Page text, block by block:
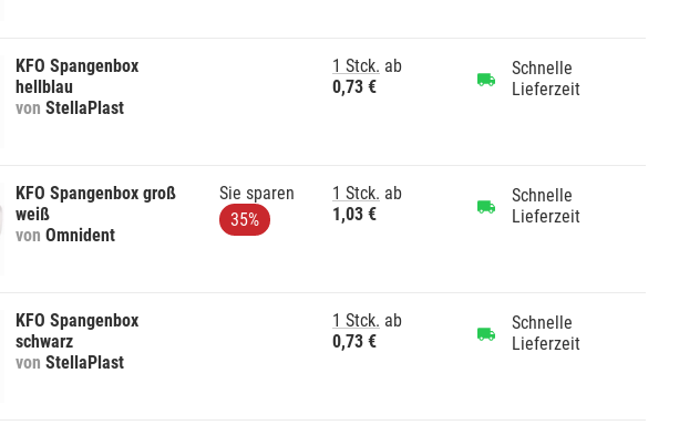
KFO Spangenbox
hellblau
von StellaPlast
1 Stck. ab
0,73 €
Schnelle
Lieferzeit
KFO Spangenbox groß
weiß
von Omnident
Sie sparen
35%
1 Stck. ab
1,03 €
Schnelle
Lieferzeit
KFO Spangenbox
schwarz
von StellaPlast
1 Stck. ab
0,73 €
Schnelle
Lieferzeit